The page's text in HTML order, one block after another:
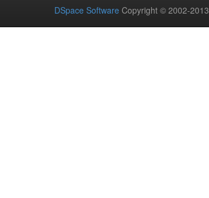
DSpace Software Copyright © 2002-2013